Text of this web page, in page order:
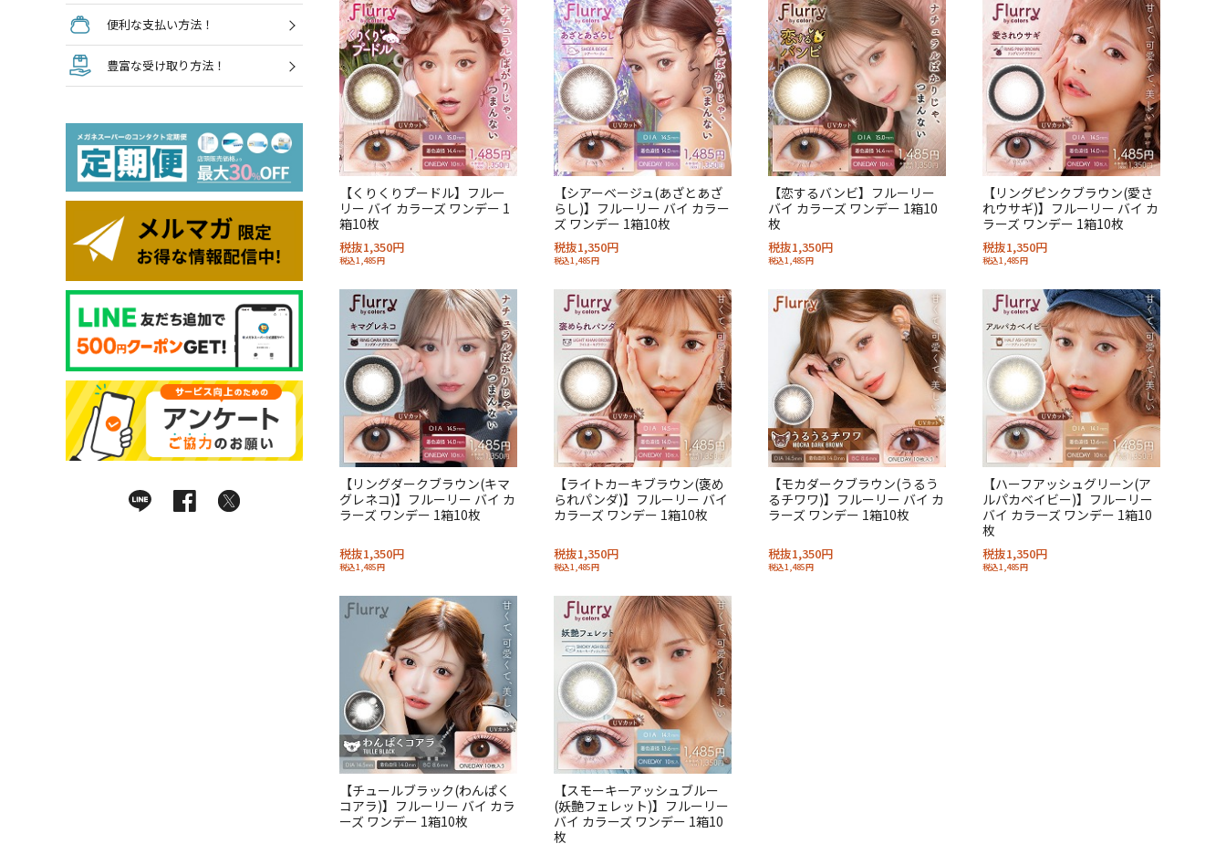
【くりくりプードル】フルー
リー バイ カラーズ ワンデー 1
箱10枚
税抜1,350円
税込1,485円
【シアーベージュ(あざとあざ
らし)】フルーリー バイ カラー
ズ ワンデー 1箱10枚
税抜1,350円
税込1,485円
【恋するバンビ】フルーリー
バイ カラーズ ワンデー 1箱10
枚
税抜1,350円
税込1,485円
【リングピンクブラウン(愛さ
れウサギ)】フルーリー バイ カ
ラーズ ワンデー 1箱10枚
税抜1,350円
税込1,485円
【リングダークブラウン(キマ
グレネコ)】フルーリー バイ カ
ラーズ ワンデー 1箱10枚
税抜1,350円
税込1,485円
【ライトカーキブラウン(褒め
られパンダ)】フルーリー バイ
カラーズ ワンデー 1箱10枚
税抜1,350円
税込1,485円
【モカダークブラウン(うるう
るチワワ)】フルーリー バイ カ
ラーズ ワンデー 1箱10枚
税抜1,350円
税込1,485円
【ハーフアッシュグリーン(ア
ルパカベイビー)】フルーリー
バイ カラーズ ワンデー 1箱10
枚
税抜1,350円
税込1,485円
【チュールブラック(わんぱく
コアラ)】フルーリー バイ カラ
ーズ ワンデー 1箱10枚
【スモーキーアッシュブルー
(妖艶フェレット)】フルーリー
バイ カラーズ ワンデー 1箱10
枚
便利な支払い方法！
豊富な受け取り方法！